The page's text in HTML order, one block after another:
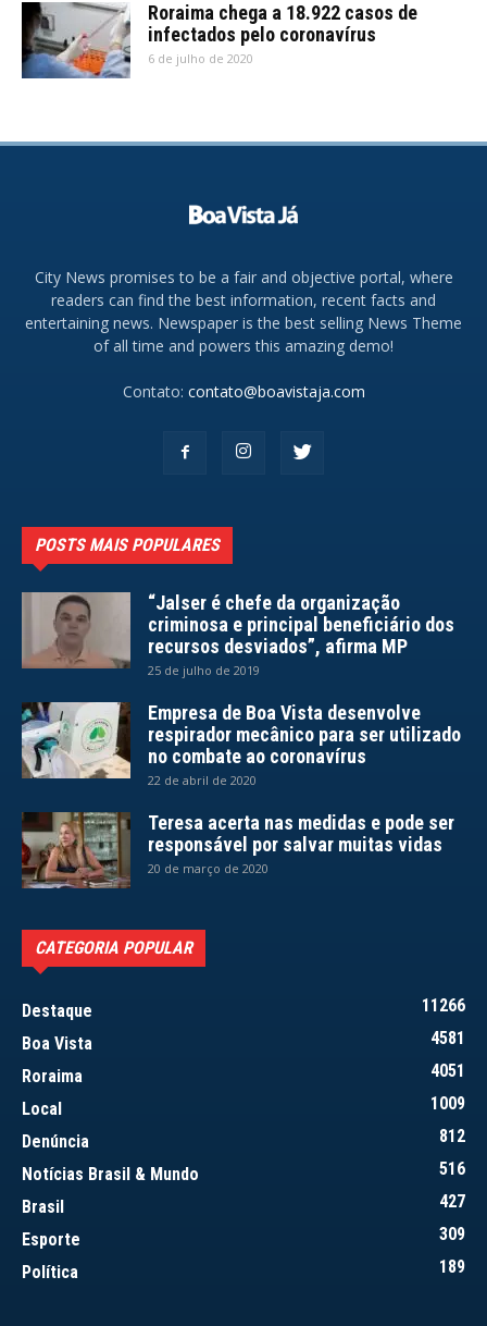
Roraima chega a 18.922 casos de
infectados pelo coronavírus
6 de julho de 2020
City News promises to be a fair and objective portal, where
readers can find the best information, recent facts and
entertaining news. Newspaper is the best selling News Theme
of all time and powers this amazing demo!
Contato: contato@boavistaja.com
POSTS MAIS POPULARES
“Jalser é chefe da organização
criminosa e principal beneficiário dos
recursos desviados”, afirma MP
25 de julho de 2019
Empresa de Boa Vista desenvolve
respirador mecânico para ser utilizado
no combate ao coronavírus
22 de abril de 2020
Teresa acerta nas medidas e pode ser
responsável por salvar muitas vidas
20 de março de 2020
CATEGORIA POPULAR
Destaque
11266
Boa Vista
4581
Roraima
4051
Local
1009
Denúncia
812
Notícias Brasil & Mundo
516
Brasil
427
Esporte
309
Política
189